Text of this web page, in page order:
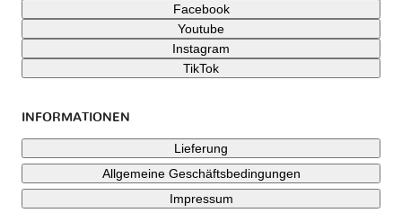
Facebook
Youtube
Instagram
TikTok
INFORMATIONEN
Lieferung
Allgemeine Geschäftsbedingungen
Impressum